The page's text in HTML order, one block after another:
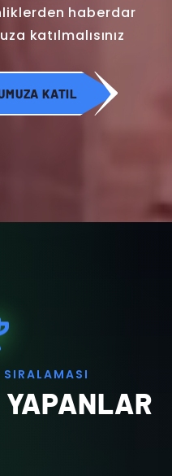
haberdar
katılmalısınız
KATIL
S I RALAMAS I